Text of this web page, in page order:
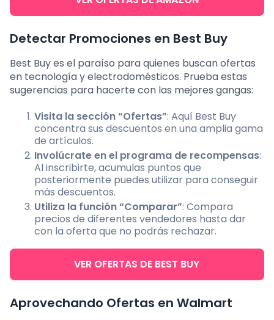
Detectar Promociones en Best Buy
Best Buy es el paraíso para quienes buscan ofertas
en tecnología y electrodomésticos. Prueba estas
sugerencias para hacerte con las mejores gangas:
Visita la sección “Ofertas”: Aquí Best Buy
concentra sus descuentos en una amplia gama
de artículos.
Involúcrate en el programa de recompensas:
Al inscribirte, acumulas puntos que
posteriormente puedes utilizar para conseguir
más descuentos.
Utiliza la función “Comparar”: Compara
precios de diferentes vendedores hasta dar
con la oferta que no podrás rechazar.
VER OFERTAS DE BEST BUY
Aprovechando Ofertas en Walmart